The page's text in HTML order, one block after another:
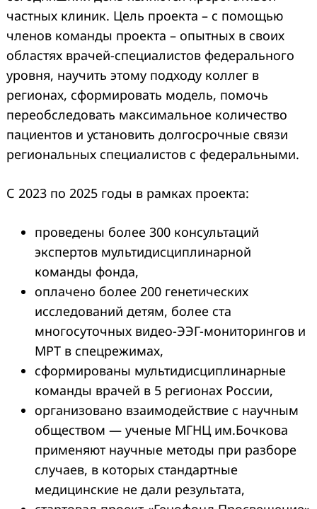
частных клиник. Цель проекта – с помощью
членов команды проекта – опытных в своих
областях врачей-специалистов федерального
уровня, научить этому подходу коллег в
регионах, сформировать модель, помочь
переобследовать максимальное количество
пациентов и установить долгосрочные связи
региональных специалистов с федеральными.
С 2023 по 2025 годы в рамках проекта:
проведены более 300 консультаций
экспертов мультидисциплинарной
команды фонда,
оплачено более 200 генетических
исследований детям, более ста
многосуточных видео-ЭЭГ-мониторингов и
МРТ в спецрежимах,
сформированы мультидисциплинарные
команды врачей в 5 регионах России,
организовано взаимодействие с научным
обществом — ученые МГНЦ им.Бочкова
применяют научные методы при разборе
случаев, в которых стандартные
медицинские не дали результата,